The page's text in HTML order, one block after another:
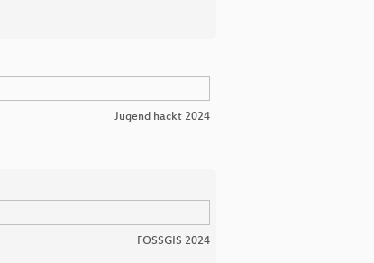
Jugend hackt 2024
FOSSGIS 2024